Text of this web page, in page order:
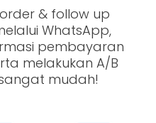
& follow up
WhatsApp,
pembayaran
melakukan A/B
mudah!